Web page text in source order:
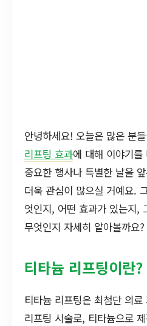
안녕하세요! 오늘은 많은 분
리프팅 효과에 대해 이야기
중요한 행사나 특별한 날을
더욱 관심이 많으실 거예요.
엇인지, 어떤 효과가 있는지,
무엇인지 자세히 알아볼까요?
티타늄 리프팅이란?
티타늄 리프팅은 최첨단 의
리프팅 시술로, 티타늄으로